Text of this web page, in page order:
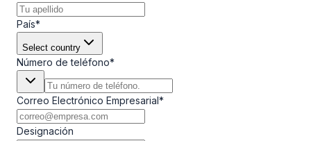
País*
Select country
Número de teléfono*
Correo Electrónico Empresarial*
Designación